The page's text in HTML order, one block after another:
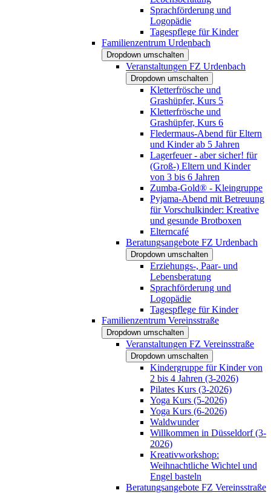
Sprachförderung und
Logopädie
Tagespflege für Kinder
Familienzentrum Urdenbach
Dropdown umschalten
Veranstaltungen FZ Urdenbach
Dropdown umschalten
Kletterfrösche und
Grashüpfer, Kurs 5
Kletterfrösche und
Grashüpfer, Kurs 6
Fledermaus-Abend für Eltern
und Kinder ab 5 Jahren
Lagerfeuer - aber sicher! für
(Groß-) Eltern und Kinder
von 3 bis 6 Jahren
Zumba-Gold® - Kleingruppe
Pyjama-Abend mit Betreuung
für Vorschulkinder: Kreative
und gesunde Brotboxen
Elterncafé
Beratungsangebote FZ Urdenbach
Dropdown umschalten
Erziehungs-, Paar- und
Lebensberatung
Sprachförderung und
Logopädie
Tagespflege für Kinder
Familienzentrum Vereinsstraße
Dropdown umschalten
Veranstaltungen FZ Vereinsstraße
Dropdown umschalten
Kindergruppe für Kinder von
2 bis 4 Jahren (3-2026)
Pilates Kurs (3-2026)
Yoga Kurs (5-2026)
Yoga Kurs (6-2026)
Waldwunder
Willkommen in Düsseldorf (3-
2026)
Kreativworkshop:
Weihnachtliche Wichtel und
Engel basteln
Beratungsangebote FZ Vereinsstraße